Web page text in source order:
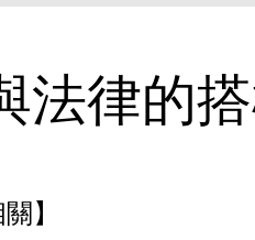
法律的
】